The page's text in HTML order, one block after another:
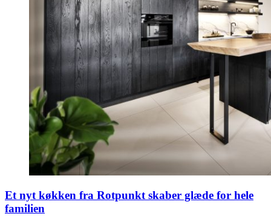
Et nyt køkken fra Rotpunkt skaber glæde for hele
familien